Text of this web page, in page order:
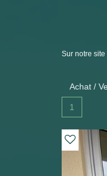
Sur notre
Achat /
1